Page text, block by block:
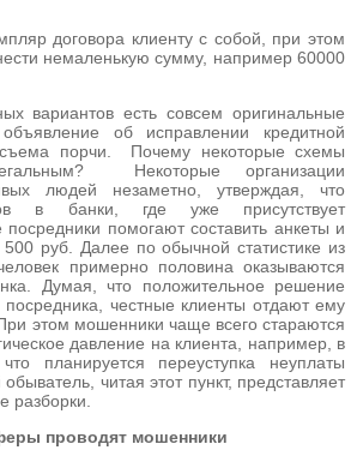
договора клиенту с собой, при этом
немаленькую сумму, например 60000
вариантов есть совсем оригинальные
об исправлении кредитной
порчи. Почему некоторые схемы
Некоторые организации
людей незаметно, утверждая, что
в банки, где уже присутствует
посредники помогают составить анкеты и
500 руб. Далее по обычной статистике из
примерно половина оказываются
Думая, что положительное решение
посредника, честные клиенты отдают ему
этом мошенники чаще всего стараются
давление на клиента, например, в
планируется переуступка неуплаты
читая этот пункт, представляет
разборки.
проводят мошенники